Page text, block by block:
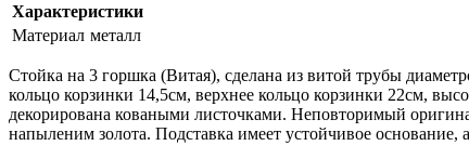
Характеристики
Материал металл
Стойка на 3 горшка (Витая), сделана из витой трубы
кольцо корзинки 14,5см, верхнее кольцо корзинки 22см,
декорирована коваными листочками. Неповторимый
напыленим золота. Подставка имеет устойчивое основание,